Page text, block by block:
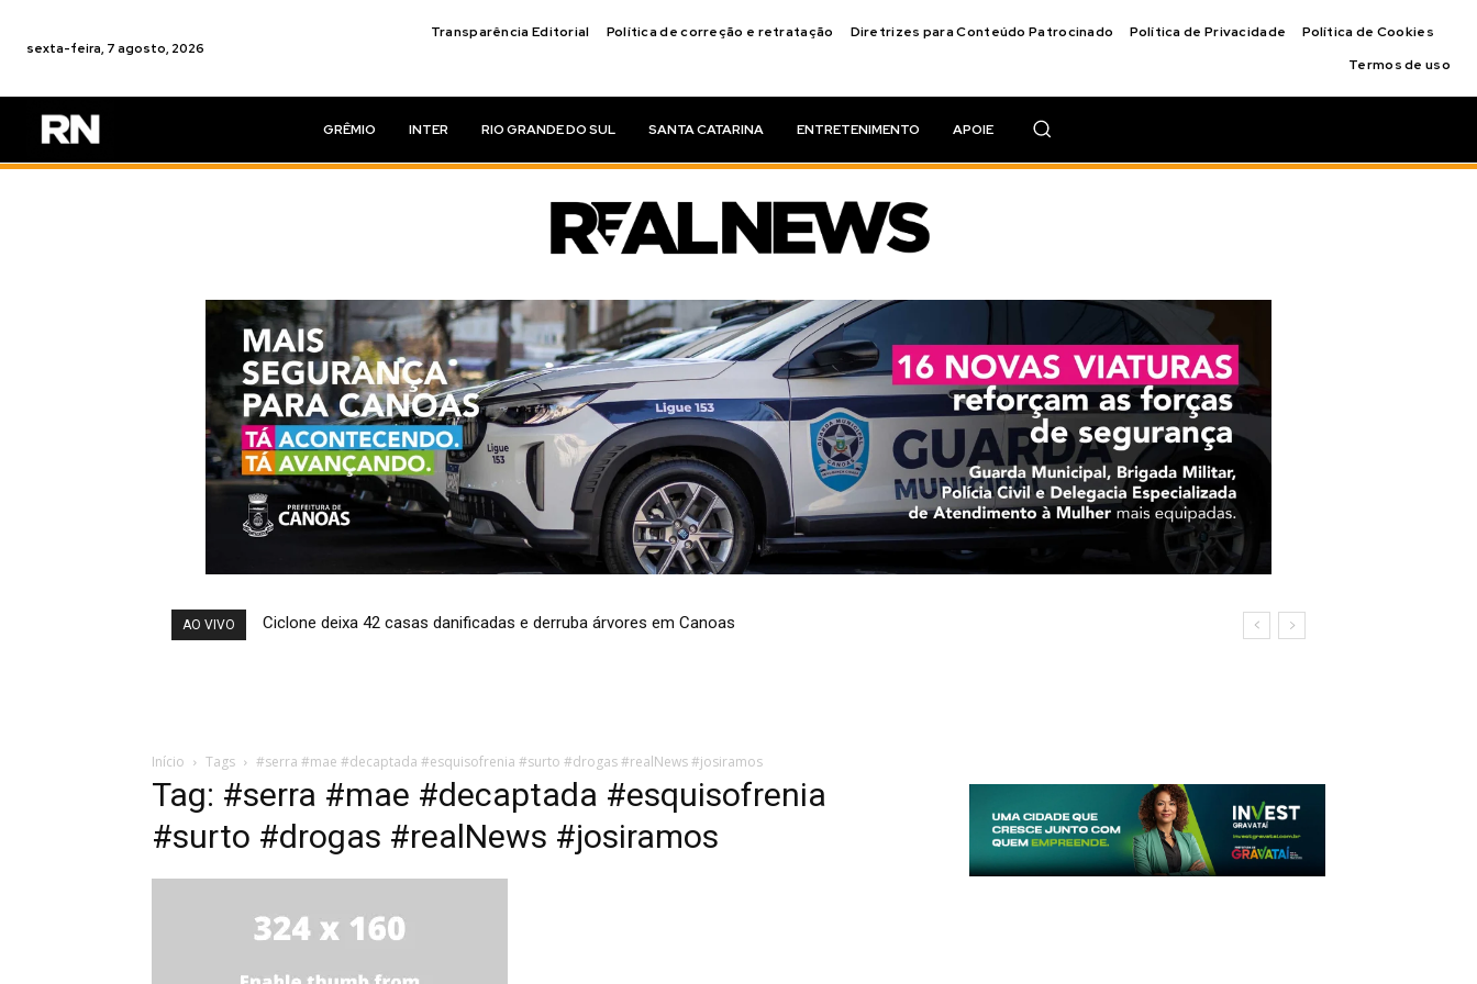
sexta-feira, 7 agosto, 2026
Transparência Editorial Política de correção e retratação Diretrizes para Conteúdo Patrocinado Política de Privacidade
Política de Cookies
Termos de uso
GRÊMIO INTER RIO GRANDE DO SUL SANTA CATARINA ENTRETENIMENTO APOIE
AO VIVO Ciclone deixa 42 casas danificadas e derruba árvores em Canoas
Início Tags #serra #mae #decaptada #esquisofrenia #surto #drogas #realNews #josiramos
Tag: #serra #mae #decaptada #esquisofrenia
#surto #drogas #realNews #josiramos